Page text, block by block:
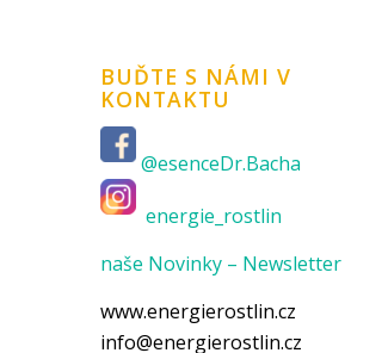
BUĎTE S NÁMI V
KONTAKTU
@esenceDr.Bacha
energie_rostlin
naše Novinky – Newsletter
www.energierostlin.cz
info@energierostlin.cz